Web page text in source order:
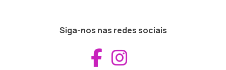
Siga-nos nas redes sociais
Aceder ao